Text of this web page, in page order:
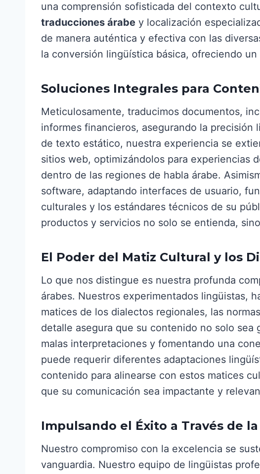
una comprensión sofisticada del contexto
traducciones árabe y localización
de manera auténtica y efectiva con las
la conversión lingüística básica, ofreciendo
Soluciones Integrales para
Meticulosamente, traducimos documentos,
informes financieros, asegurando la
de texto estático, nuestra experiencia se
sitios web, optimizándolos para experiencias
dentro de las regiones de habla árabe.
software, adaptando interfaces de usuario,
culturales y los estándares técnicos de su
productos y servicios no solo se entienda,
El Poder del Matiz Cultural y los
Lo que nos distingue es nuestra profunda
árabes. Nuestros experimentados lingüistas,
matices de los dialectos regionales, las
detalle asegura que su contenido no solo
malas interpretaciones y fomentando una
puede requerir diferentes adaptaciones
contenido para alinearse con estos matices
que su comunicación sea impactante y
Impulsando el Éxito a Través de
Nuestro compromiso con la excelencia se
vanguardia. Nuestro equipo de lingüistas